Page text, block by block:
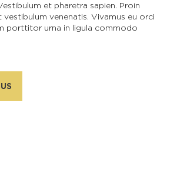
En solo Épicurien En famille En groupe
et pharetra sapien. Proin
vestibulum venenatis. Vivamus eu orci
porttitor urna in ligula commodo